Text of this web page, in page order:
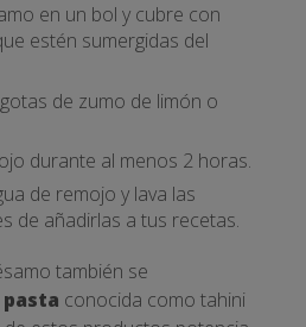
en un bol y cubre con
estén sumergidas del
de zumo de limón o
durante al menos 2 horas.
de remojo y lava las
de añadirlas a tus recetas.
también se
pasta conocida como tahini